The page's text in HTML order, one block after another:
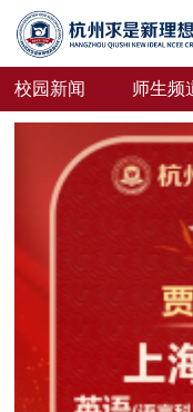
校园新闻 师生频